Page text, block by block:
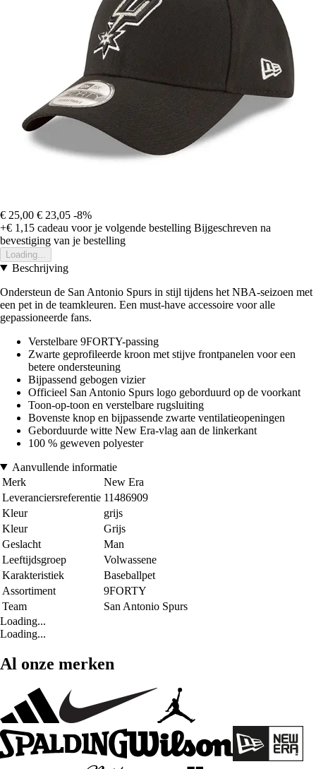
€ 25,00 € 23,05 -8%
+€ 1,15 cadeau voor je volgende bestelling Bijgeschreven na
bevestiging van je bestelling
Loading...
Beschrijving
Ondersteun de San Antonio Spurs in stijl tijdens het NBA-seizoen met
een pet in de teamkleuren. Een must-have accessoire voor alle
gepassioneerde fans.
Verstelbare 9FORTY-passing
Zwarte geprofileerde kroon met stijve frontpanelen voor een
betere ondersteuning
Bijpassend gebogen vizier
Officieel San Antonio Spurs logo geborduurd op de voorkant
Toon-op-toon en verstelbare rugsluiting
Bovenste knop en bijpassende zwarte ventilatieopeningen
Geborduurde witte New Era-vlag aan de linkerkant
100 % geweven polyester
Aanvullende informatie
Merk
New Era
Leveranciersreferentie 11486909
Kleur
grijs
Kleur
Grijs
Geslacht
Man
Leeftijdsgroep
Volwassene
Karakteristiek
Baseballpet
Assortiment
9FORTY
Team
San Antonio Spurs
Loading...
Loading...
Al onze merken